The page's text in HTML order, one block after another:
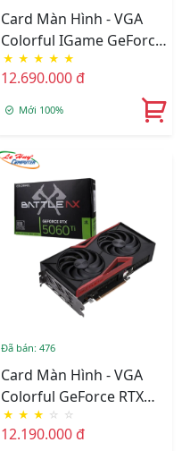
Card Màn Hình - VGA
Colorful IGame GeForce
RTX 5060 Ti Ultra W DUO
OC 8GB-V
★ ★ ★ ★ ★
12.690.000 đ
Mới 100%
Đã bán: 476
Card Màn Hình - VGA
Colorful GeForce RTX
5060 Ti NB DUO 8GB-V
★ ★ ★ ☆ ☆
12.190.000 đ